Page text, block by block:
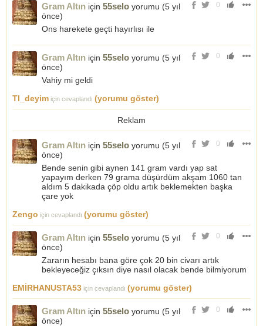
0
Gram Altın için 55selo yorumu (5 yıl
önce)
Ons harekete geçti hayırlısı ile
0
Gram Altın için 55selo yorumu (5 yıl
önce)
Vahiy mi geldi
Tl_deyim için cevaplandı (yorumu göster)
Reklam
0
Gram Altın için 55selo yorumu (5 yıl
önce)
Bende senin gibi aynen 141 gram vardı yap sat
yapayım derken 79 grama düşürdüm akşam 1060 tan
aldım 5 dakikada çöp oldu artık beklemekten başka
çare yok
Zengo için cevaplandı (yorumu göster)
0
Gram Altın için 55selo yorumu (5 yıl
önce)
Zararın hesabı bana göre çok 20 bin civarı artık
bekleyeceğiz çıksın diye nasıl olacak bende bilmiyorum
EMİRHANUSTA53 için cevaplandı (yorumu göster)
0
Gram Altın için 55selo yorumu (5 yıl
önce)